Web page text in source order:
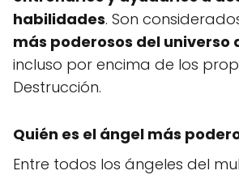
habilidades. Son
más poderosos del universo
incluso por encima de los
Destrucción.
Quién es el ángel más
Entre todos los ángeles del